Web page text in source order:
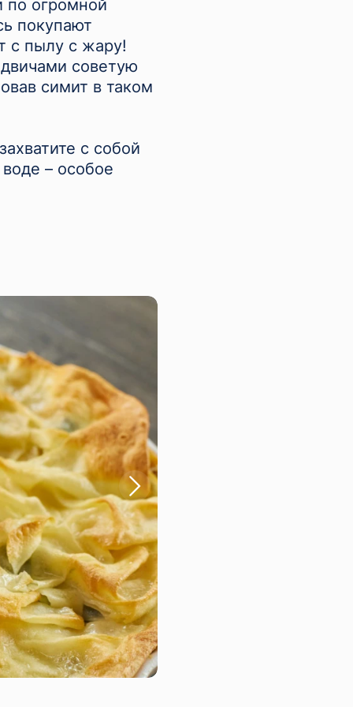
по огромной
покупают
с пылу с жару!
советую
симит в таком
с собой
– особое